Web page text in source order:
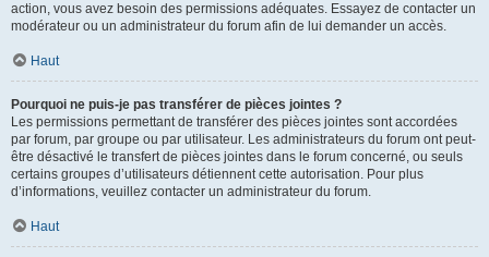
action, vous avez besoin des permissions adéquates. Essayez de contacter un
modérateur ou un administrateur du forum afin de lui demander un accès.
Haut
Pourquoi ne puis-je pas transférer de pièces jointes ?
Les permissions permettant de transférer des pièces jointes sont accordées
par forum, par groupe ou par utilisateur. Les administrateurs du forum ont peut-
être désactivé le transfert de pièces jointes dans le forum concerné, ou seuls
certains groupes d’utilisateurs détiennent cette autorisation. Pour plus
d’informations, veuillez contacter un administrateur du forum.
Haut